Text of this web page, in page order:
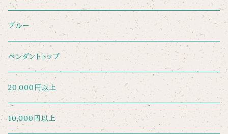
ブルー
ペンダントトップ
20,000円以上
10,000円以上